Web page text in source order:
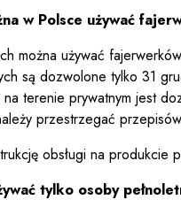
w Polsce używać
można używać
są dozwolone tylko 31
na terenie prywatnym jest
przestrzegać
obsługi na produkcie
tylko osoby